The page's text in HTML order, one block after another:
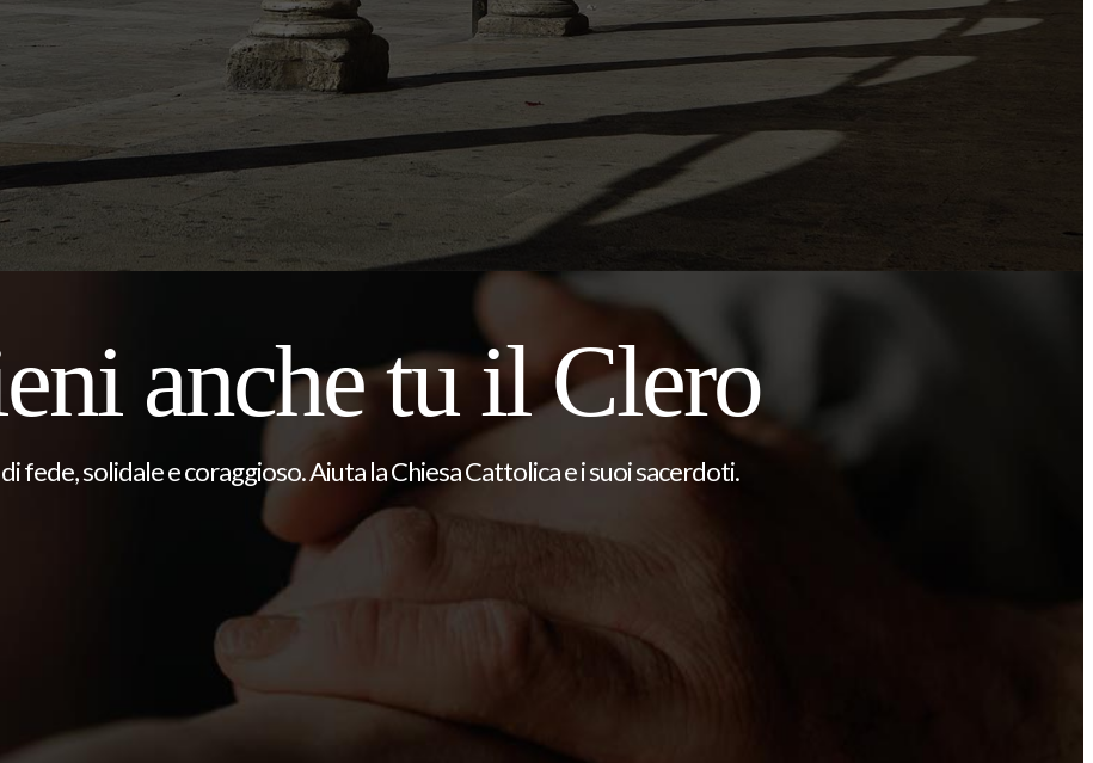
anche tu il Clero
fede, solidale e coraggioso. Aiuta la Chiesa Cattolica e i suoi sacerdoti.